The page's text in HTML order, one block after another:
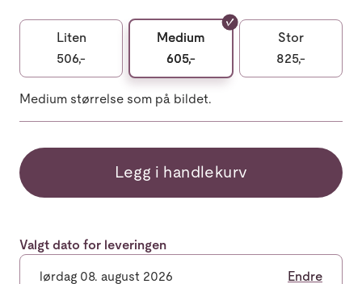
Liten
506,-
Medium
605,-
Stor
825,-
Medium størrelse som på bildet.
Legg i handlekurv
Valgt dato for leveringen
lørdag 08. august 2026 Endre